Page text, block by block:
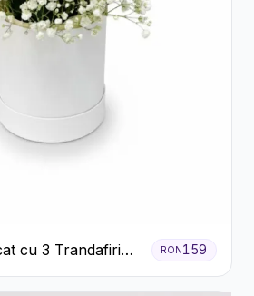
cu 3 Trandafiri
RON159